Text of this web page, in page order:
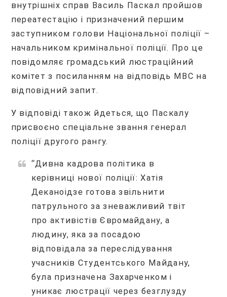
внутрішніх справ Василь Паскал пройшов
переатестацію і призначений першим
заступником голови Національної поліції –
начальником кримінальної поліції. Про це
повідомляє громадський люстраційний
комітет з посиланням на відповідь МВС на
відповідний запит.
У відповіді також йдеться, що Паскалу
присвоєно спеціальне звання генерал
поліції другого рангу.
“Дивна кадрова політика в
керівниці нової поліції: Хатія
Деканоідзе готова звільнити
патрульного за зневажливий твіт
про активістів Євромайдану, а
людину, яка за посадою
відповідала за переслідування
учасників Студентського Майдану,
була призначена Захарченком і
уникає люстрації через безглузду